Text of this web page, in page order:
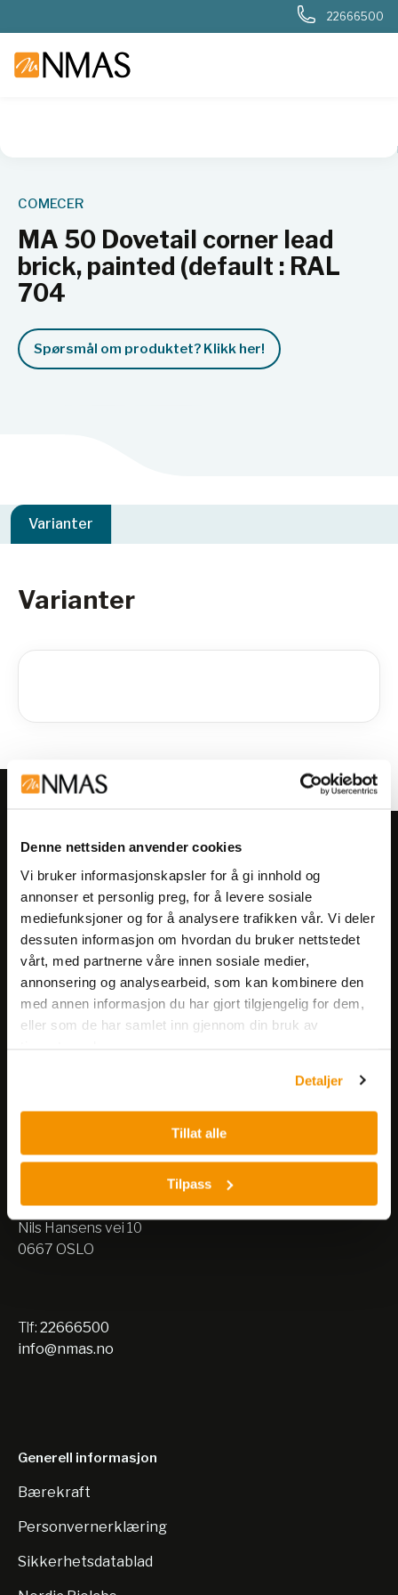
Denne nettsiden anvender cookies
Vi bruker informasjonskapsler for å gi innhold og
annonser et personlig preg, for å levere sosiale
mediefunksjoner og for å analysere trafikken vår. Vi deler
dessuten informasjon om hvordan du bruker nettstedet
vårt, med partnerne våre innen sosiale medier,
annonsering og analysearbeid, som kan kombinere den
med annen informasjon du har gjort tilgjengelig for dem,
eller som de har samlet inn gjennom din bruk av
Detaljer
Tillat alle
Tilpass
22666500
Radiologi og
COMECER
MA 50 Dovetail corner lead
brick, painted (default : RAL
704
Spørsmål om produktet? Klikk her!
Varianter
Varianter
Meld deg på vårt nyhetsbrev!
Få informasjon om produkter,
arrangementer og kampanjer.
Meld på nyhetsbrev
Nils Hansens vei 8
Lager:
Nils Hansens vei 10
0667 OSLO
Tlf: 22666500
info@nmas.no
Generell informasjon
Bærekraft
Personvernerklæring
Sikkerhetsdatablad